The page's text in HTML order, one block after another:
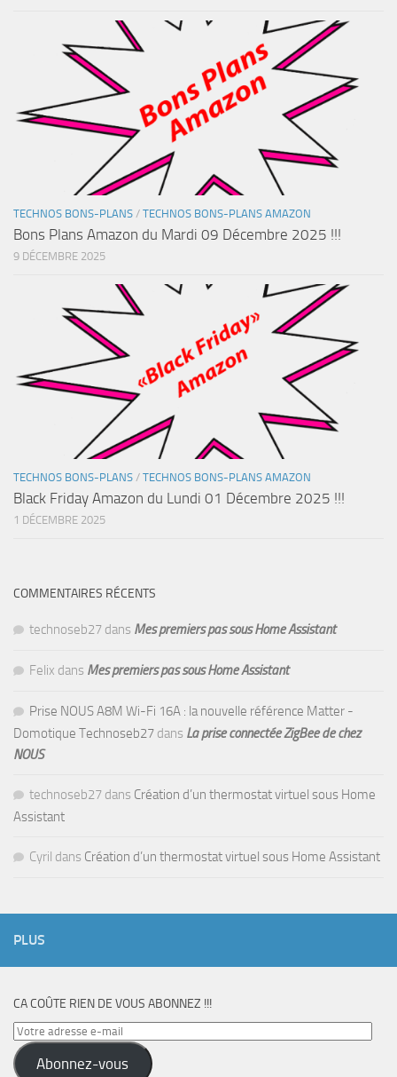
TECHNOS BONS-PLANS / TECHNOS BONS-PLANS AMAZON
Bons Plans Amazon du Mardi 09 Décembre 2025 !!!
9 DÉCEMBRE 2025
TECHNOS BONS-PLANS / TECHNOS BONS-PLANS AMAZON
Black Friday Amazon du Lundi 01 Décembre 2025 !!!
1 DÉCEMBRE 2025
COMMENTAIRES RÉCENTS
technoseb27 dans Mes premiers pas sous Home Assistant
Felix dans Mes premiers pas sous Home Assistant
Prise NOUS A8M Wi-Fi 16A : la nouvelle référence Matter -
Domotique Technoseb27 dans La prise connectée ZigBee de chez
NOUS
technoseb27 dans Création d’un thermostat virtuel sous Home
Assistant
Cyril dans Création d’un thermostat virtuel sous Home Assistant
PLUS
CA COÛTE RIEN DE VOUS ABONNEZ !!!
Votre
adresse
e-
Abonnez-vous